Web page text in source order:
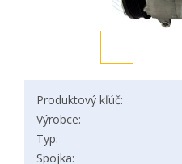
Produktový kľúč:
Výrobce:
Typ:
Spojka: